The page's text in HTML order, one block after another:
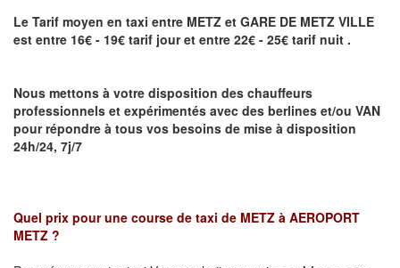
Le Tarif moyen en taxi entre METZ et GARE DE METZ VILLE
est entre 16€ - 19€ tarif jour et entre 22€ - 25€ tarif nuit .
Nous mettons à votre disposition des chauffeurs
professionnels et expérimentés avec des berlines et/ou VAN
pour répondre à tous vos besoins de mise à disposition
24h/24, 7j/7
Quel prix pour une course de taxi de METZ à AEROPORT
METZ ?